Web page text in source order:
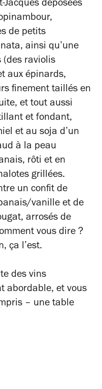
Jacques déposées
de petits
ainsi qu’une
(des raviolis
aux épinards,
finement taillés en
et tout aussi
et fondant,
et au soja d’un
à la peau
rôti et en
grillées.
un confit de
vanille et de
arrosés de
vous dire ?
ça l’est.
des vins
abordable, et vous
– une table